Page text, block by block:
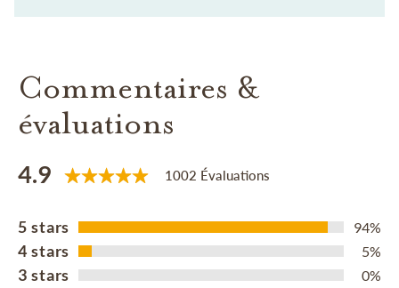
Commentaires &
évaluations
4.9 1002 Évaluations
5 stars 94%
4 stars 5%
3 stars 0%